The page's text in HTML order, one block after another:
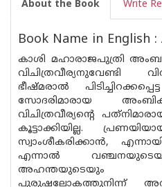
About the Book Write
Book Name in English :
കാശി മഹാരാജപുത്രി
വിചിത്രവീര്യനുവേണ്ടി
ഭീഷ്മരാല്‍
സോദരിമാരായ
വിചിത്രവീര്യന്റെ
കൂട്ടാക്കിയില്ല.
സ്വാംശീകരിക്കാന്‍,
എന്നാല്‍
അഹന്തയുടെയും
പുരുഷലോകത്തുനിന്ന്